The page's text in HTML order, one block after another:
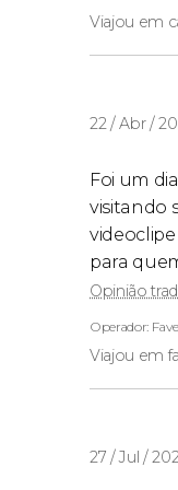
Viajou em
22 / Abr /
Foi um
visitando
para
Opinião
Operador:
Viajou em
27 / Jul /